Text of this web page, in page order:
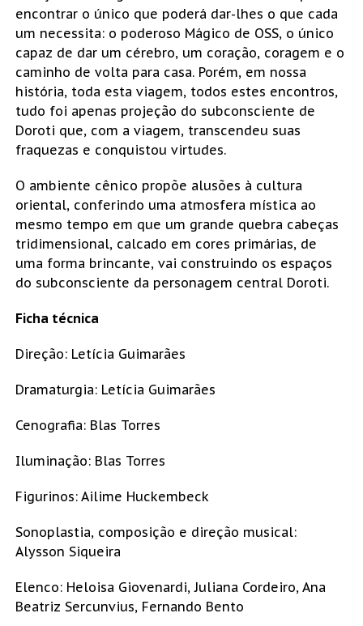
encontrar o único que poderá dar-lhes o que cada
um necessita: o poderoso Mágico de OSS, o único
capaz de dar um cérebro, um coração, coragem e o
caminho de volta para casa. Porém, em nossa
história, toda esta viagem, todos estes encontros,
tudo foi apenas projeção do subconsciente de
Doroti que, com a viagem, transcendeu suas
fraquezas e conquistou virtudes.
O ambiente cênico propõe alusões à cultura
oriental, conferindo uma atmosfera mística ao
mesmo tempo em que um grande quebra cabeças
tridimensional, calcado em cores primárias, de
uma forma brincante, vai construindo os espaços
do subconsciente da personagem central Doroti.
Ficha técnica
Direção: Letícia Guimarães
Dramaturgia: Letícia Guimarães
Cenografia: Blas Torres
Iluminação: Blas Torres
Figurinos: Ailime Huckembeck
Sonoplastia, composição e direção musical:
Alysson Siqueira
Elenco: Heloisa Giovenardi, Juliana Cordeiro, Ana
Beatriz Sercunvius, Fernando Bento